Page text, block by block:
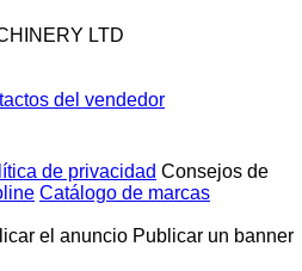
LTD
del vendedor
de privacidad Consejos de
Catálogo de marcas
el anuncio Publicar un banner